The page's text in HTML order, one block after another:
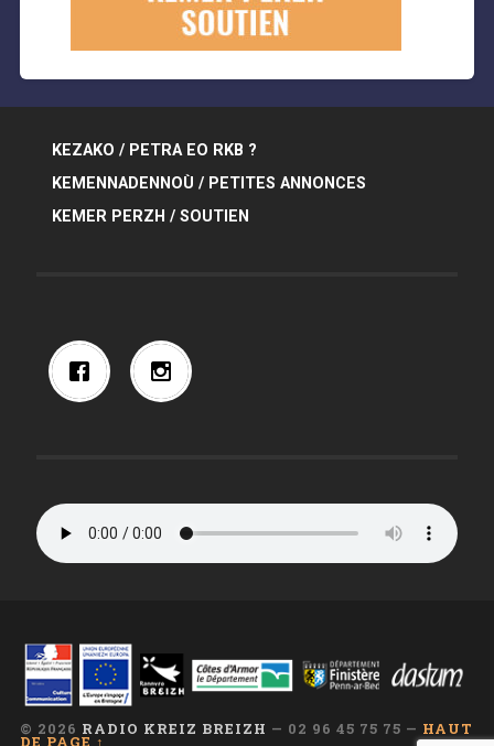
KEZAKO / PETRA EO RKB ?
KEMENNADENNOÙ / PETITES ANNONCES
KEMER PERZH / SOUTIEN
© 2026 RADIO KREIZ BREIZH — 02 96 45 75 75 — HAUT
DE PAGE ↑